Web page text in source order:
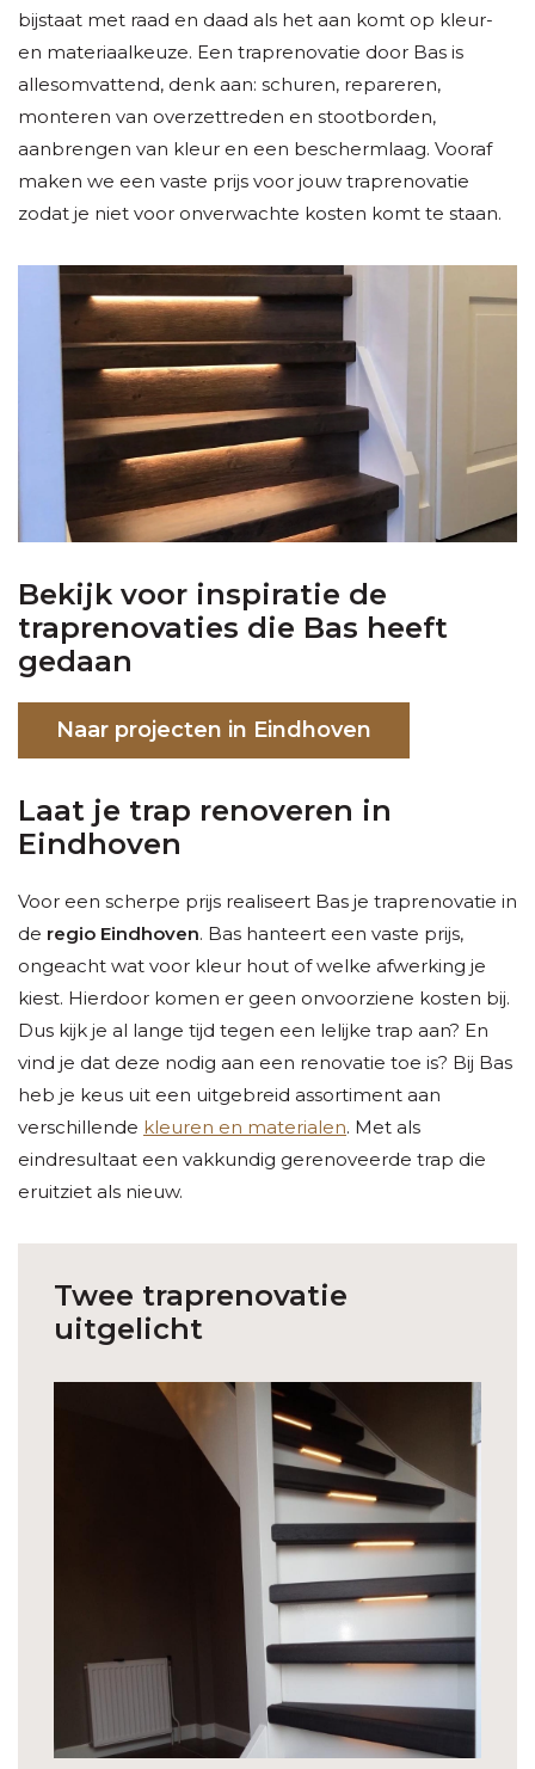
bijstaat met raad en daad als het aan komt op kleur-
en materiaalkeuze. Een traprenovatie door Bas is
allesomvattend, denk aan: schuren, repareren,
monteren van overzettreden en stootborden,
aanbrengen van kleur en een beschermlaag. Vooraf
maken we een vaste prijs voor jouw traprenovatie
zodat je niet voor onverwachte kosten komt te staan.
Bekijk voor inspiratie de
traprenovaties die Bas heeft
gedaan
Naar projecten in Eindhoven
Laat je trap renoveren in
Eindhoven
Voor een scherpe prijs realiseert Bas je traprenovatie in
de regio Eindhoven. Bas hanteert een vaste prijs,
ongeacht wat voor kleur hout of welke afwerking je
kiest. Hierdoor komen er geen onvoorziene kosten bij.
Dus kijk je al lange tijd tegen een lelijke trap aan? En
vind je dat deze nodig aan een renovatie toe is? Bij Bas
heb je keus uit een uitgebreid assortiment aan
verschillende kleuren en materialen. Met als
eindresultaat een vakkundig gerenoveerde trap die
eruitziet als nieuw.
Twee traprenovatie
uitgelicht